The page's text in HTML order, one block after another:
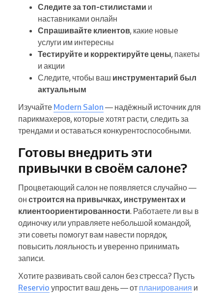
Следите за топ-стилистами и
наставниками онлайн
Спрашивайте клиентов, какие новые
услуги им интересны
Тестируйте и корректируйте цены, пакеты
и акции
Следите, чтобы ваш инструментарий был
актуальным
Изучайте Modern Salon — надёжный источник для
парикмахеров, которые хотят расти, следить за
трендами и оставаться конкурентоспособными.
Готовы внедрить эти
привычки в своём салоне?
Процветающий салон не появляется случайно —
он строится на привычках, инструментах и
клиентоориентированности. Работаете ли вы в
одиночку или управляете небольшой командой,
эти советы помогут вам навести порядок,
повысить лояльность и уверенно принимать
записи.
Хотите развивать свой салон без стресса? Пусть
Reservio упростит ваш день — от планирования и